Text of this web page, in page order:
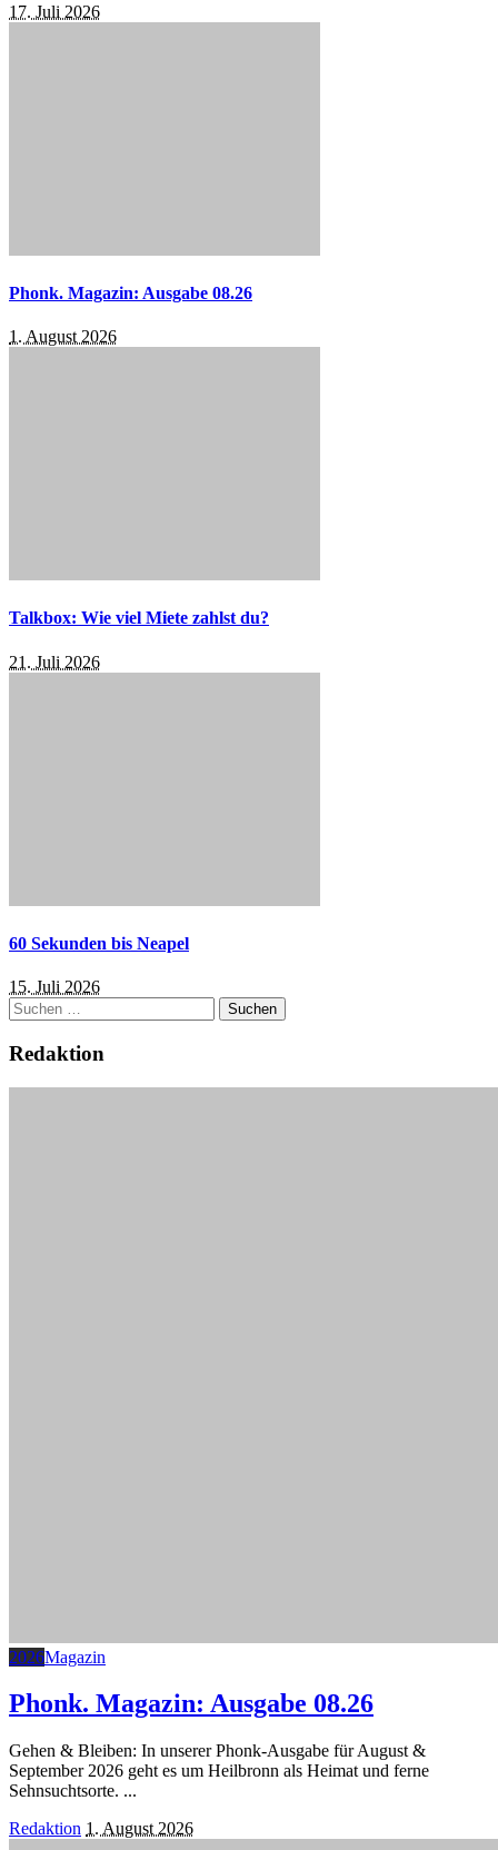
17. Juli 2026
Phonk. Magazin: Ausgabe 08.26
1. August 2026
Talkbox: Wie viel Miete zahlst du?
21. Juli 2026
60 Sekunden bis Neapel
15. Juli 2026
Suchen
nach:
Redaktion
2026Magazin
Phonk. Magazin: Ausgabe 08.26
Gehen & Bleiben: In unserer Phonk-Ausgabe für August &
September 2026 geht es um Heilbronn als Heimat und ferne
Sehnsuchtsorte. ...
Posted
Redaktion 1. August 2026